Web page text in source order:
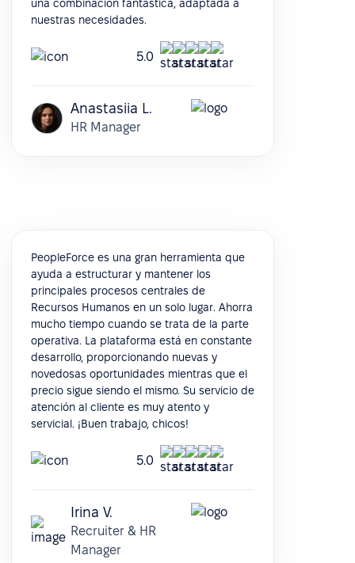
una combinación fantástica, adaptada a
nuestras necesidades.
5.0
Anastasiia L.
HR Manager
PeopleForce es una gran herramienta que
ayuda a estructurar y mantener los
principales procesos centrales de
Recursos Humanos en un solo lugar. Ahorra
mucho tiempo cuando se trata de la parte
operativa. La plataforma está en constante
desarrollo, proporcionando nuevas y
novedosas oportunidades mientras que el
precio sigue siendo el mismo. Su servicio de
atención al cliente es muy atento y
servicial. ¡Buen trabajo, chicos!
5.0
Irina V.
Recruiter & HR
Manager